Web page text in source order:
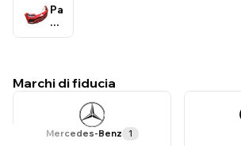
Parti
di
carrozzeria
Marchi di fiducia
Mercedes-Benz 1